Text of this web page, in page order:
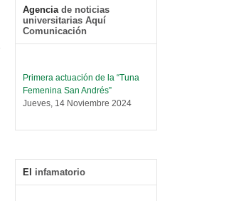
Agencia de noticias
universitarias Aquí
Comunicación
Primera actuación de la “Tuna
Femenina San Andrés”
Jueves, 14 Noviembre 2024
tráfico de personas
Sábado, 14 Septiembre 2024
El infamatorio